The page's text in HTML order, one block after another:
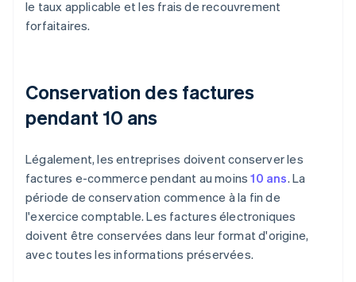
le taux applicable et les frais de recouvrement
forfaitaires.
Conservation des factures
pendant 10 ans
Légalement, les entreprises doivent conserver les
factures e-commerce pendant au moins10 ans. La
période de conservation commence à la fin de
l'exercice comptable. Les factures électroniques
doivent être conservées dans leur format d'origine,
avec toutes les informations préservées.